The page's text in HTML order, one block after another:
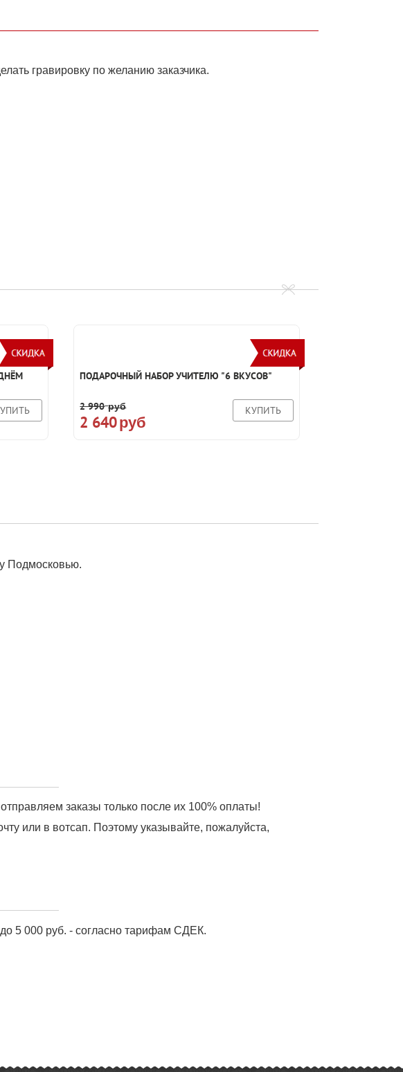
гравировку по желанию заказчика.
ПОДАРОЧНЫЙ НАБОР УЧИТЕЛЮ "6 ВКУСОВ"
2 990 руб
2 640 руб
КУПИТЬ
Подмосковью.
заказы только после их 100% оплаты!
или в вотсап. Поэтому указывайте, пожалуйста,
5 000 руб. - согласно тарифам СДЕК.